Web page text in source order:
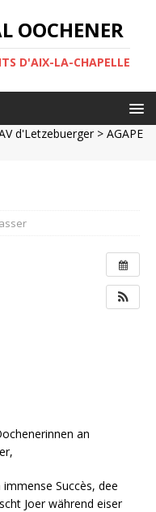
OOCHENER
D'AIX-LA-CHAPELLE
d'Letzebuerger> AGAPE
an
Succès, dee
Joer während eiser